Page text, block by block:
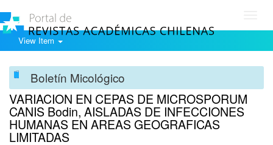
View Item
Boletín Micológico
VARIACION EN CEPAS DE MICROSPORUM
CANIS Bodin, AISLADAS DE INFECCIONES
HUMANAS EN AREAS GEOGRAFICAS
LIMITADAS